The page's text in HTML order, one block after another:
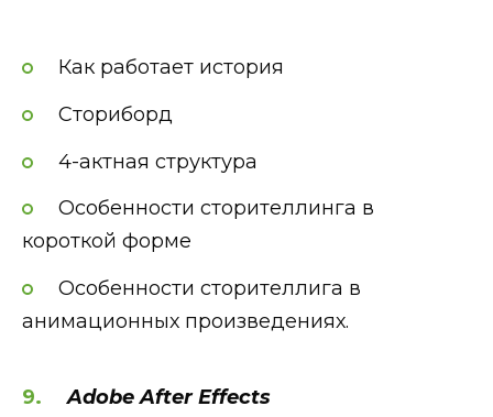
Как работает история
Сториборд
4-актная структура
Особенности сторителлинга в
короткой форме
Особенности сторителлига в
анимационных произведениях.
Adobe After Effects